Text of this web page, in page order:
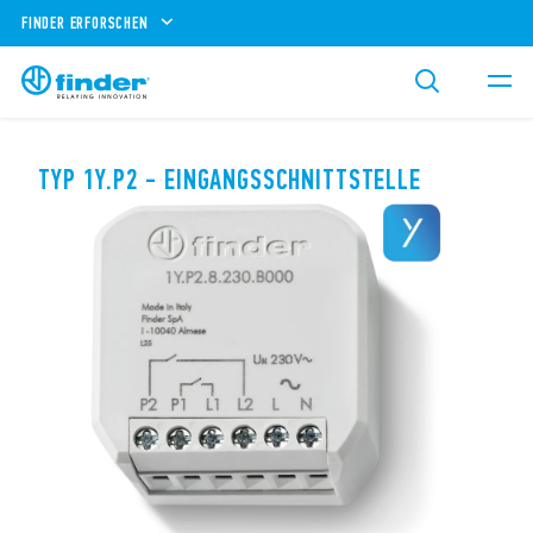
FINDER ERFORSCHEN
TYP 1Y.P2 - EINGANGSSCHNITTSTELLE